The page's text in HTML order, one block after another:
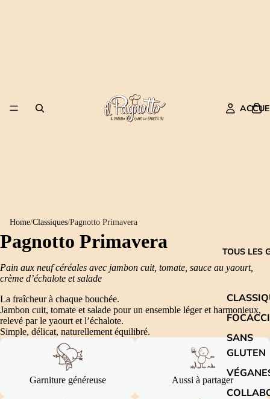
TOUS LES
SANS
GLUTEN
Home/Classiques/Pagnotto Primavera
Pagnotto Primavera
Pain aux neuf céréales avec jambon cuit, tomate, sauce au yaourt,
crème d’échalote et salade
La fraîcheur à chaque bouchée.
Jambon cuit, tomate et salade pour un ensemble léger et harmonieux,
relevé par le yaourt et l’échalote.
Simple, délicat, naturellement équilibré.
Garniture généreuse Aussi à partager